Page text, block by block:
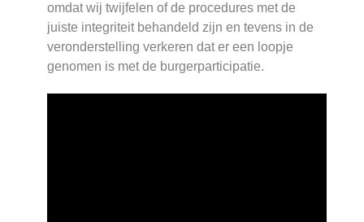
omdat wij twijfelen of de procedures met de
juiste integriteit behandeld zijn en tevens in de
veronderstelling verkeren dat er een loopje
genomen is met de burgerparticipatie.